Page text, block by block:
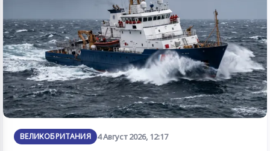
ВЕЛИКОБРИТАНИЯ 4 Август 2026, 12:17